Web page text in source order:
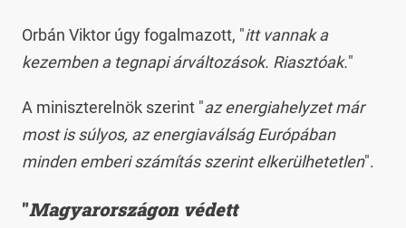
Orbán Viktor úgy fogalmazott, "itt vannak a
kezemben a tegnapi árváltozások. Riasztóak."
A miniszterelnök szerint "az energiahelyzet már
most is súlyos, az energiaválság Európában
minden emberi számítás szerint elkerülhetetlen".
"Magyarországon védett